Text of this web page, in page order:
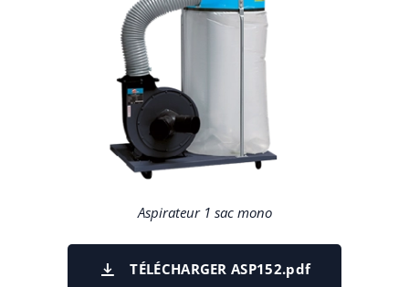
Aspirateur 1 sac mono
TÉLÉCHARGER ASP152.pdf